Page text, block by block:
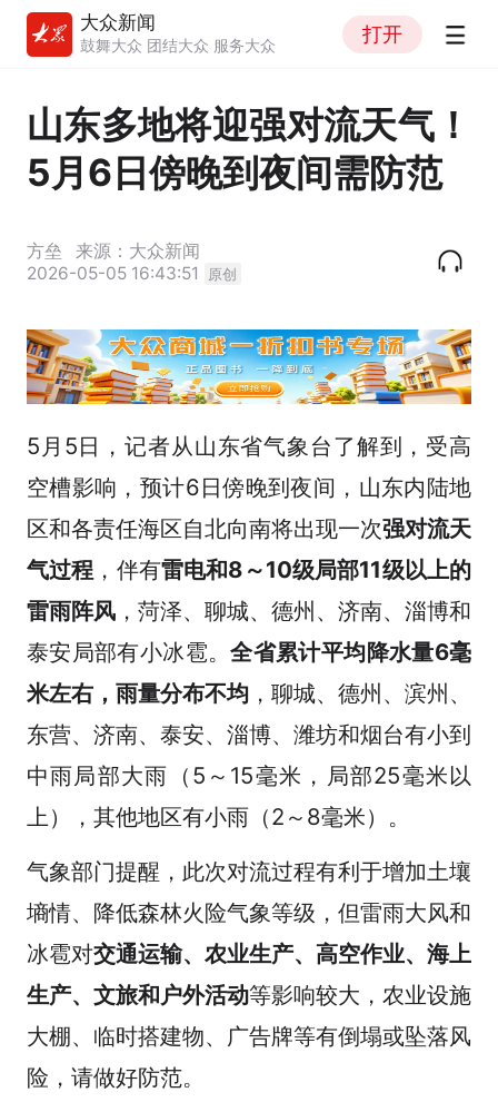
大众新闻
鼓舞大众 团结大众 服务大众
打开
山东多地将迎强对流天气！
5月6日傍晚到夜间需防范
方垒
来源：大众新闻
2026-05-05 16:43:51
原创
5月5日，记者从山东省气象台了解到，受高
空槽影响，预计6日傍晚到夜间，山东内陆地
区和各责任海区自北向南将出现一次强对流天
气过程 ，伴有雷电和8～10级局部11级以上的
雷雨阵风，菏泽、聊城、德州、济南、淄博和
泰安局部有小冰雹。全省累计平均降水量6毫
米左右，雨量分布不均 ，聊城、德州、滨州、
东营、济南、泰安、淄博、潍坊和烟台有小到
中雨局部大雨（5～15毫米，局部25毫米以
上），其他地区有小雨（2～8毫米）。
气象部门提醒，此次对流过程有利于增加土壤
墒情、降低森林火险气象等级，但雷雨大风和
冰雹对交通运输、农业生产、高空作业、海上
生产、文旅和户外活动等影响较大，农业设施
大棚、临时搭建物、广告牌等有倒塌或坠落风
险，请做好防范。